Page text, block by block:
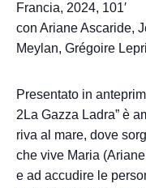
Francia, 2024, 101′
con Ariane Ascaride,
Meylan, Grégoire
Presentato in
2La Gazza Ladra” è
riva al mare, dove
che vive Maria
e ad accudire le